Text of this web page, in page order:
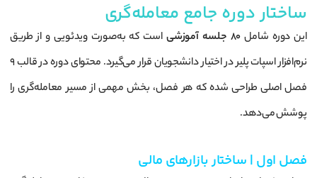
ساختار دوره جامع معامله‌گری
این دوره شامل ۸۰ جلسه آموزشی
است که به‌صورت ویدئویی و از طریق
نرم‌افزار اسپات پلیر در اختیار دانشجویان قرار می‌گیرد. محتوای دوره در قالب ۹
فصل اصلی طراحی شده که هر فصل، بخش مهمی از مسیر معامله‌گری را
پوشش می‌دهد.
فصل اول | ساختار بازارهای مالی